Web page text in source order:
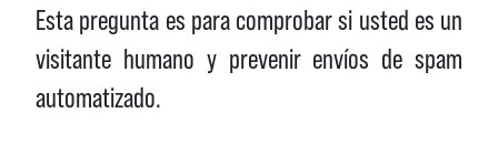
Esta pregunta es para comprobar si usted es un
visitante humano y prevenir envíos de spam
automatizado.